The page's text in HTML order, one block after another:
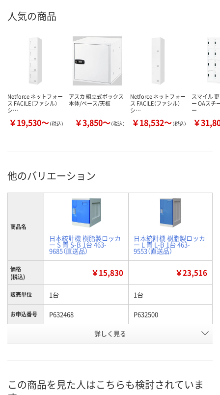
人気の商品
Netforce ネットフォー
ス FACILE（ファシル）
シ…
￥19,530～（税込）
アスカ 組立式ボックス
本体/ベース/天板
￥3,850～（税込）
Netforce ネットフォー
ス FACILE（ファシル）
シ…
￥18,532～（税込）
スマイル
ー OAスチ
ー
￥
他のバリエーション
商品名
日本統計機 樹脂製ロッカ
ー S 青 S-B 1台 463-
9685（直送品）
日本統計機 樹脂製ロッカ
ー L 青 L-B 1台 463-
9553（直送品）
価格
(税込)
￥15,830 ￥23,516
販売単位 1台 1台
お申込番号 P632468 P632500
数量
詳しく見る
この商品を見た人はこちらも検討されていま